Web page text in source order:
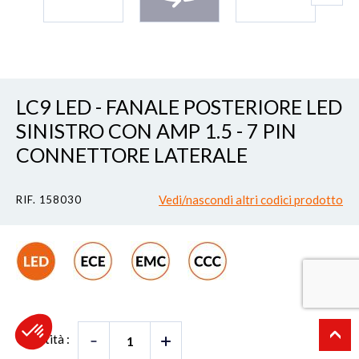
LC9 LED - FANALE POSTERIORE LED
SINISTRO CON AMP 1.5 - 7 PIN
CONNETTORE LATERALE
RIF. 158030 Vedi/nascondi altri codici prodotto
Quantità :